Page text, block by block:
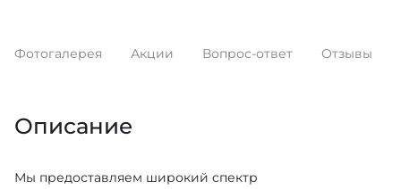
Фотогалерея Акции Вопрос-ответ Отзывы
Описание
Мы предоставляем широкий спектр